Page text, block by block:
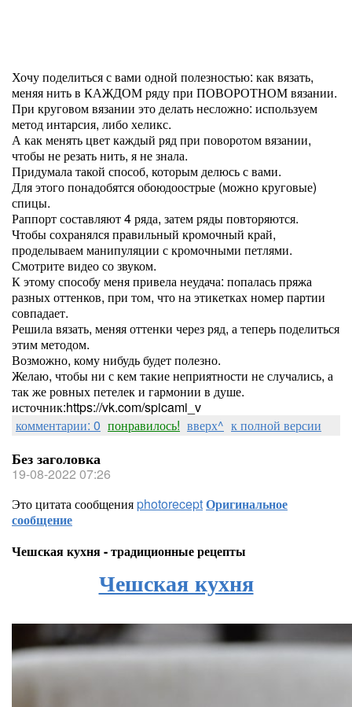
Хочу поделиться с вами одной полезностью: как вязать,
меняя нить в КАЖДОМ ряду при ПОВОРОТНОМ вязании.
При круговом вязании это делать несложно: используем
метод интарсия, либо хеликс.
А как менять цвет каждый ряд при поворотом вязании,
чтобы не резать нить, я не знала.
Придумала такой способ, которым делюсь с вами.
Для этого понадобятся обоюдоострые (можно круговые)
спицы.
Раппорт составляют 4 ряда, затем ряды повторяются.
Чтобы сохранялся правильный кромочный край,
проделываем манипуляции с кромочными петлями.
Смотрите видео со звуком.
К этому способу меня привела неудача: попалась пряжа
разных оттенков, при том, что на этикетках номер партии
совпадает.
Решила вязать, меняя оттенки через ряд, а теперь поделиться
этим методом.
Возможно, кому нибудь будет полезно.
Желаю, чтобы ни с кем такие неприятности не случались, а
так же ровных петелек и гармонии в душе.
источник:https://vk.com/spicami_v
комментарии: 0 понравилось! вверх^ к полной версии
Без заголовка
19-08-2022 07:26
Это цитата сообщенияphotoreceptОригинальное
сообщение
Чешская кухня - традиционные рецепты
Чешская кухня